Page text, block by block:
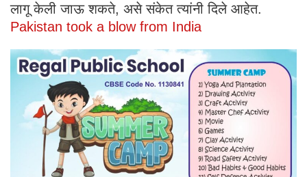
लागू केली जाऊ शकते, असे संकेत त्यांनी दिले आहेत.
Pakistan took a blow from India